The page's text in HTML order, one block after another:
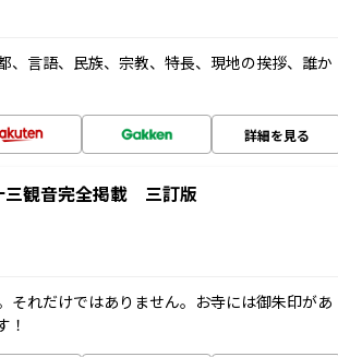
、言語、民族、宗教、特長、現地の挨拶、誰か
詳細を見る
観音完全掲載 三訂版
それだけではありません。お寺には御朱印があ
！